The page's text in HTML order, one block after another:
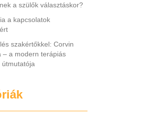
a szülők választáskor?
a kapcsolatok
szakértőkkel: Corvin
– a modern terápiás
útmutatója